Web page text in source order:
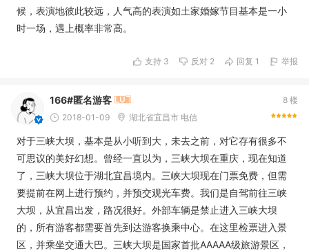
候，表演地彼此较远，人气高的表演如土家婚嫁节目基本是一小
时一场，遇上概率非常高。
支持 3 反对 2 回复 1 举报
8 楼
166#匿名游客
2018-01-09 湖北省宜昌市 电信
对于三峡大坝，基本是从小听到大，未去之前，对它存有很多不
可思议的美好幻想。曾经一直以为，三峡大坝在重庆，现在知道
了，三峡大坝位于湖北宜昌境内。三峡大坝现在门票免费，但需
要提前在网上进行预约，并预交观光车费。我们是自驾前往三峡
大坝，从宜昌出发，路况很好。外部车辆是禁止进入三峡大坝
的，所有游客都需要首先到达游客换乘中心。在这里检票进入景
区，并乘坐交通大巴。三峡大坝是国家首批AAAAA级旅游景区，